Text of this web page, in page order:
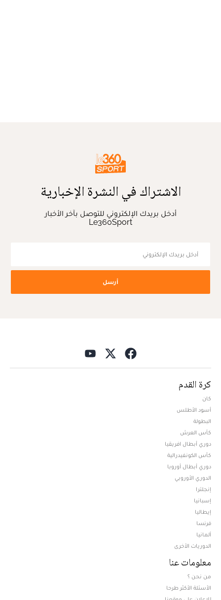
الاشتراك في النشرة الإخبارية
أدخل بريدك الإلكتروني للتوصل بآخر الأخبار
Le360Sport
أرسل
كرة القدم
كان
أسود الأطلس
البطولة
كأس العرش
دوري أبطال افريقيا
كأس الكونفيدرالية
دوري أبطال أوروبا
الدوري الأوروبي
إنجلترا
إسبانيا
إيطاليا
فرنسا
ألمانيا
الدوريات الأخرى
معلومات عنا
من نحن ؟
الأسئلة الأكثر طرحا